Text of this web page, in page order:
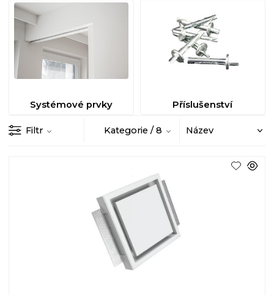
Systémové prvky Příslušenství
Filtr Kategorie / 8